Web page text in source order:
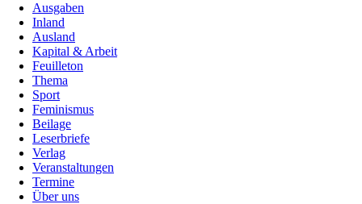
Ausgaben
Inland
Ausland
Kapital & Arbeit
Feuilleton
Thema
Sport
Feminismus
Beilage
Leserbriefe
Verlag
Veranstaltungen
Termine
Über uns